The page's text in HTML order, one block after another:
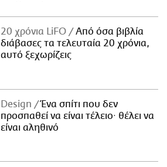
20 χρόνια LiFO
Από όσα βιβλία
διάβασες τα τελευταία 20 χρόνια,
αυτό ξεχωρίζεις
Design
Ένα σπίτι που δεν
προσπαθεί να είναι τέλειο· θέλει να
είναι αληθινό